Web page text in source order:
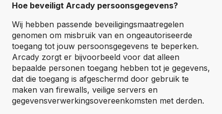
Hoe beveiligt Arcady persoonsgegevens?
Wij hebben passende beveiligingsmaatregelen
genomen om misbruik van en ongeautoriseerde
toegang tot jouw persoonsgegevens te beperken.
Arcady zorgt er bijvoorbeeld voor dat alleen
bepaalde personen toegang hebben tot je gegevens,
dat die toegang is afgeschermd door gebruik te
maken van firewalls, veilige servers en
gegevensverwerkingsovereenkomsten met derden.